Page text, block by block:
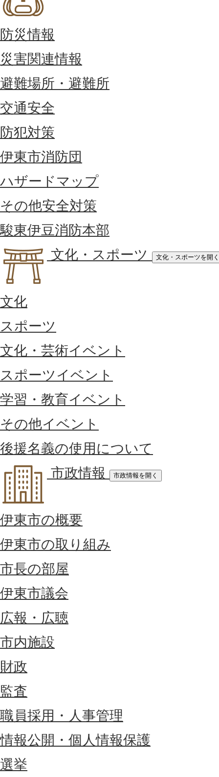
防災情報
災害関連情報
避難場所・避難所
交通安全
防犯対策
伊東市消防団
ハザードマップ
その他安全対策
駿東伊豆消防本部
文化・スポーツ
文化・スポーツを開く
文化
スポーツ
文化・芸術イベント
スポーツイベント
学習・教育イベント
その他イベント
後援名義の使用について
市政情報
市政情報を開く
伊東市の概要
伊東市の取り組み
市長の部屋
伊東市議会
広報・広聴
市内施設
財政
監査
職員採用・人事管理
情報公開・個人情報保護
選挙